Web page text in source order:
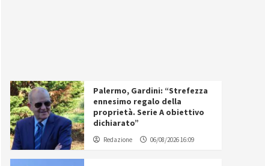
Palermo, Gardini: “Strefezza
ennesimo regalo della
proprietà. Serie A obiettivo
dichiarato”
Redazione 06/08/2026 16:09